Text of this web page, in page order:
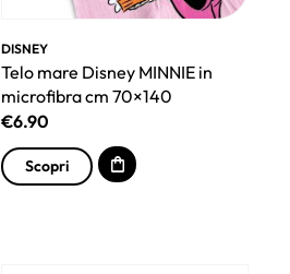
DISNEY
Telo mare Disney MINNIE in
microfibra cm 70×140
€6.90
Scopri